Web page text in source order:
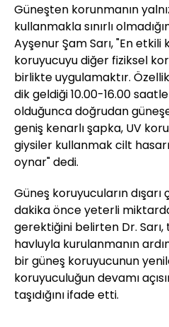
Güneşten korunmanın
kullanmakla sınırlı
Ayşenur Şam Sarı, "En
koruyucuyu diğer fiziksel
birlikte uygulamaktır.
dik geldiği 10.00-16.00
olduğunca doğrudan
geniş kenarlı şapka, UV
giysiler kullanmak cilt
oynar" dedi.
Güneş koruyucuların dışarı
dakika önce yeterli
gerektiğini belirten Dr.
havluyla kurulanmanın
bir güneş koruyucunun
koruyuculuğun devamı
taşıdığını ifade etti.